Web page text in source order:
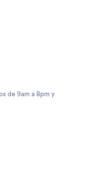
de 9am a 8pm y